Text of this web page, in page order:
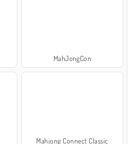
MahJongCon
Mahjong Connect Classic